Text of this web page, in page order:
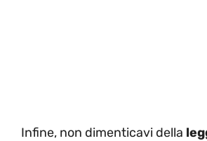
Infine, non dimenticavi della